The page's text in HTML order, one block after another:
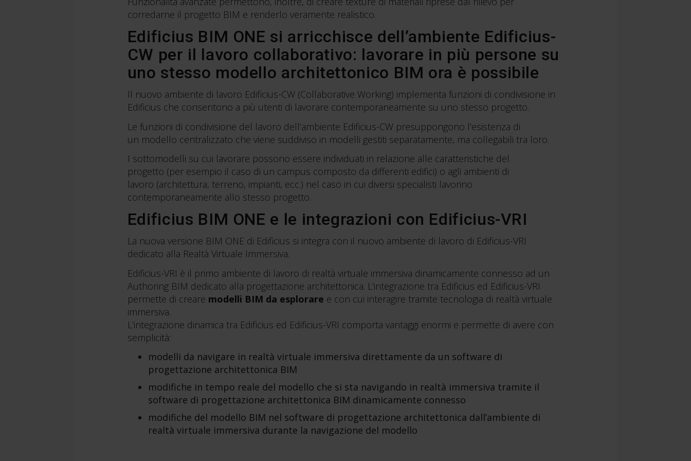
corredarne il progetto BIM e renderlo veramente realistico.
Edificius BIM ONE si arricchisce dell’ambiente Edificius-
CW per il lavoro collaborativo: lavorare in più persone su
uno stesso modello architettonico BIM ora è possibile
Il nuovo ambiente di lavoro Edificius-CW (Collaborative Working) implementa funzioni di condivisione in
Edificius che consentono a più utenti di lavorare contemporaneamente su uno stesso progetto.
Le funzioni di condivisione del lavoro dell’ambiente Edificius-CW presuppongono l’esistenza di
un modello centralizzato che viene suddiviso in modelli gestiti separatamente, ma collegabili tra loro.
I sottomodelli su cui lavorare possono essere individuati in relazione alle caratteristiche del
progetto (per esempio il caso di un campus composto da differenti edifici) o agli ambienti di
lavoro (architettura, terreno, impianti, ecc.) nel caso in cui diversi specialisti lavorino
contemporaneamente allo stesso progetto.
Edificius BIM ONE e le integrazioni con Edificius-VRI
La nuova versione BIM ONE di Edificius si integra con il nuovo ambiente di lavoro di Edificius-VRI
dedicato alla Realtà Virtuale Immersiva.
Edificius-VRI è il primo ambiente di lavoro di realtà virtuale immersiva dinamicamente connesso ad un
Authoring BIM dedicato alla progettazione architettonica. L’integrazione tra Edificius ed Edificius-VRI
permette di creare modelli BIM da esplorare e con cui interagire tramite tecnologia di realtà virtuale
immersiva.
L’integrazione dinamica tra Edificius ed Edificius-VRI comporta vantaggi enormi e permette di avere con
semplicità:
modelli da navigare in realtà virtuale immersiva direttamente da un software di
progettazione architettonica BIM
modifiche in tempo reale del modello che si sta navigando in realtà immersiva tramite il
software di progettazione architettonica BIM dinamicamente connesso
modifiche del modello BIM nel software di progettazione architettonica dall’ambiente di
realtà virtuale immersiva durante la navigazione del modello